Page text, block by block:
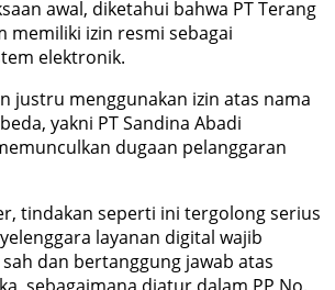
awal, diketahui bahwa PT Terang
memiliki izin resmi sebagai
elektronik.
justru menggunakan izin atas nama
yakni PT Sandina Abadi
dugaan pelanggaran
tindakan seperti ini tergolong serius
layanan digital wajib
dan bertanggung jawab atas